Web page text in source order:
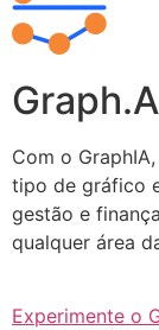
Com o
tipo de gráfico
gestão e
qualquer área
Experimente o